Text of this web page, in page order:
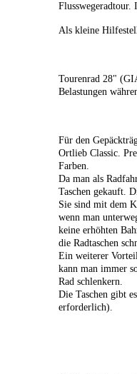
Flusswegeradtour.
Als kleine
Tourenrad 28"
Belastungen
Für den
Ortlieb Classic.
Farben.
Da man als
Taschen gekauft.
Sie sind mit dem
wenn man
keine erhöhten
die Radtaschen
Ein weiterer
kann man immer
Rad schlenkern.
Die Taschen gibt
erforderlich).